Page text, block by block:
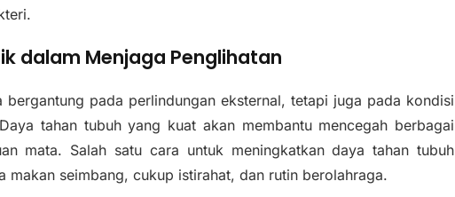
dalam Menjaga Penglihatan
bergantung pada perlindungan eksternal, tetapi juga pada kondisi
tahan tubuh yang kuat akan membantu mencegah berbagai
mata. Salah satu cara untuk meningkatkan daya tahan tubuh
makan seimbang, cukup istirahat, dan rutin berolahraga.